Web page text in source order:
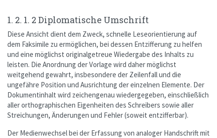
1. 2. 1. 2 Diplomatische Umschrift
Diese Ansicht dient dem Zweck, schnelle Leseorientierung auf
dem Faksimile zu ermöglichen, bei dessen Entzifferung zu helfen
und eine möglichst originalgetreue Wiedergabe des Inhalts zu
leisten. Die Anordnung der Vorlage wird daher möglichst
weitgehend gewahrt, insbesondere der Zeilenfall und die
ungefähre Position und Ausrichtung der einzelnen Elemente. Der
Dokumentinhalt wird zeichengenau wiedergegeben, einschließlich
aller orthographischen Eigenheiten des Schreibers sowie aller
Streichungen, Änderungen und Fehler (soweit entzifferbar).
Der Medienwechsel bei der Erfassung von analoger Handschrift mit